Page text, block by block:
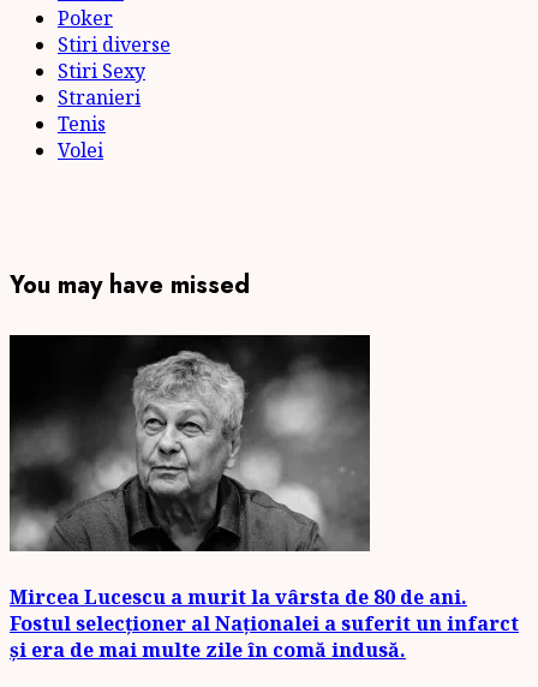
Poker
Stiri diverse
Stiri Sexy
Stranieri
Tenis
Volei
You may have missed
Mircea Lucescu a murit la vârsta de 80 de ani.
Fostul selecționer al Naționalei a suferit un infarct
și era de mai multe zile în comă indusă.